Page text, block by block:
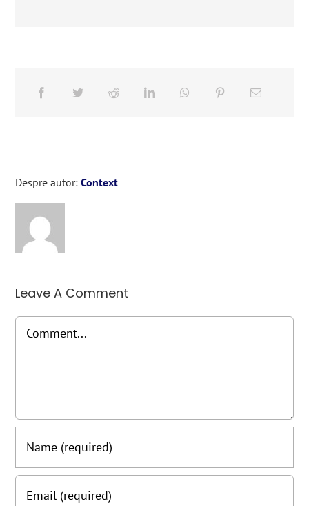
Despre autor:Context
Leave A Comment
Comment